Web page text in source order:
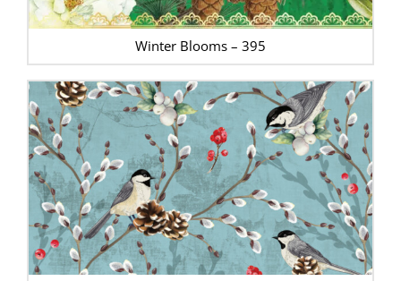
Winter Blooms – 395